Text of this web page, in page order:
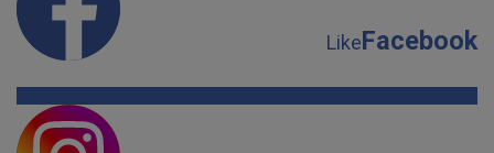
LikeFacebook